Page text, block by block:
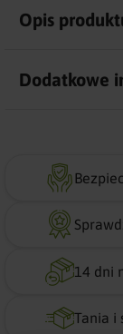
Opis
Dodatkowe
14 dni
Tania i